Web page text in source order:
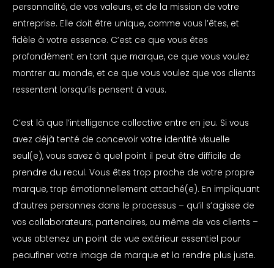
personnalité, de vos valeurs, et de la mission de votre
entreprise. Elle doit être unique, comme vous l’êtes, et
fidèle à votre essence. C’est ce que vous êtes
profondément en tant que marque, ce que vous voulez
montrer au monde, et ce que vous voulez que vos clients
ressentent lorsqu’ils pensent à vous.
C’est là que l’intelligence collective entre en jeu. Si vous
avez déjà tenté de concevoir votre identité visuelle
seul(e), vous savez à quel point il peut être difficile de
prendre du recul. Vous êtes trop proche de votre propre
marque, trop émotionnellement attaché(e). En impliquant
d’autres personnes dans le processus – qu’il s’agisse de
vos collaborateurs, partenaires, ou même de vos clients –
vous obtenez un point de vue extérieur essentiel pour
peaufiner votre image de marque et la rendre plus juste.